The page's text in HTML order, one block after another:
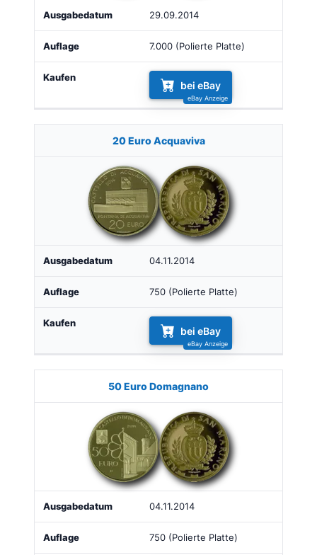
29.09.2014
7.000 (Polierte Platte)
bei eBay
20 Euro Acquaviva
04.11.2014
750 (Polierte Platte)
bei eBay
50 Euro Domagnano
04.11.2014
750 (Polierte Platte)